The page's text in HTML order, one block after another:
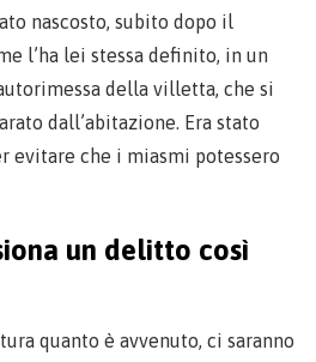
nascosto, subito dopo il
l’ha lei stessa definito, in un
della villetta, che si
dall’abitazione. Era stato
evitare che i miasmi potessero
un delitto così
quanto è avvenuto, ci saranno